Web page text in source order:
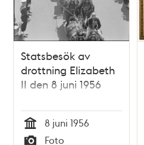
Statsbesök av
drottning Elizabeth
II den 8 juni 1956
Tid
8 juni 1956
Foto